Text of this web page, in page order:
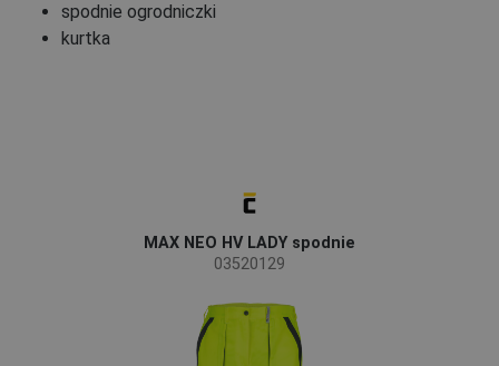
spodnie ogrodniczki
kurtka
MAX NEO HV LADY spodnie
03520129